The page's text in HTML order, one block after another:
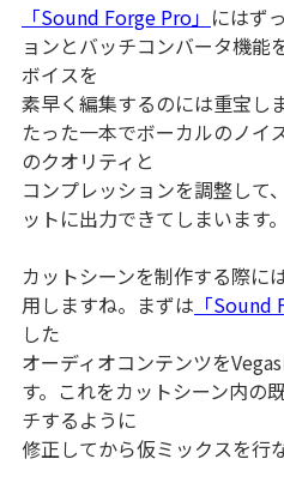
「Sound Forge Pro」 にはず
ョンとバッチコンバータ機能
ボイスを
素早く編集するのには重宝しま
たった一本でボーカルのノイ
のクオリティと
コンプレッションを調整して
ットに出力できてしまいます。
カットシーンを制作する際に
用しますね。まずは 「Sound
した
オーディオコンテンツを
す。これをカットシーン内の
チするように
修正してから仮ミックスを行